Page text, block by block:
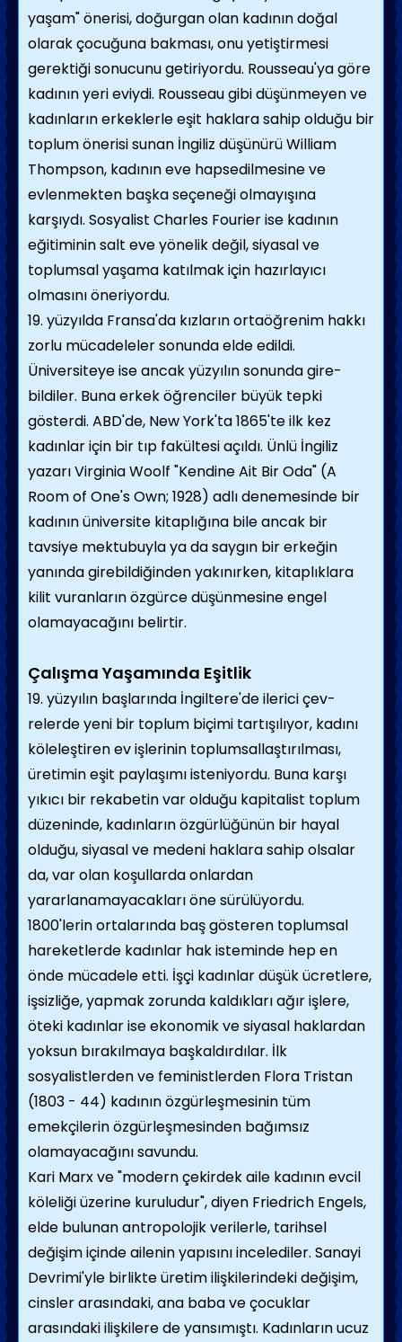
yaşam" önerisi, doğurgan olan kadının doğal
olarak çocuğuna bakması, onu yetiştirmesi
gerektiği sonucunu getiriyordu. Rousseau'ya göre
kadının yeri eviydi. Rousseau gibi düşünmeyen ve
kadınların erkeklerle eşit haklara sahip olduğu bir
toplum önerisi sunan İngiliz düşünürü William
Thompson, kadının eve hapsedilmesine ve
evlenmekten başka seçeneği olmayışına
karşıydı. Sosyalist Charles Fourier ise kadının
eğitiminin salt eve yönelik değil, siyasal ve
toplumsal yaşama katılmak için hazırlayıcı
olmasını öneriyordu.
19. yüzyılda Fransa'da kızların ortaöğrenim hakkı
zorlu mücadeleler sonunda elde edildi.
Üniversiteye ise ancak yüzyılın sonunda gire­
bildiler. Buna erkek öğrenciler büyük tepki
gösterdi. ABD'de, New York'ta 1865'te ilk kez
kadınlar için bir tıp fakültesi açıldı. Ünlü İngiliz
yazarı Virginia Woolf "Kendine Ait Bir Oda" (A
Room of One's Own; 1928) adlı denemesinde bir
kadının üniversite kitaplığı­na bile ancak bir
tavsiye mektubuyla ya da saygın bir erkeğin
yanında girebildiğinden yakınırken, kitaplıklara
kilit vuranların özgürce düşünmesine engel
olamayacağını be­lirtir.
Çalışma Yaşamında Eşitlik
19. yüzyılın başlarında İngiltere'de ilerici çev­
relerde yeni bir toplum biçimi tartışılıyor, kadını
köleleştiren ev işlerinin toplumsallaştırılması,
üretimin eşit paylaşımı isteniyordu. Buna karşı
yıkıcı bir rekabetin var olduğu kapitalist toplum
düzeninde, kadınların öz­gürlüğünün bir hayal
olduğu, siyasal ve mede­ni haklara sahip olsalar
da, var olan koşullar­da onlardan
yararlanamayacakları öne sürü­lüyordu.
1800'lerin ortalarında baş gösteren toplum­sal
hareketlerde kadınlar hak isteminde hep en
önde mücadele etti. İşçi kadınlar düşük ücretlere,
işsizliğe, yapmak zorunda kaldıkla­rı ağır işlere,
öteki kadınlar ise ekonomik ve siyasal haklardan
yoksun bırakılmaya başkaldırdılar. İlk
sosyalistlerden ve feministlerden Flora Tristan
(1803 - 44) kadının özgürleşmesi­nin tüm
emekçilerin özgürleşmesinden bağımsız
olamayacağını savundu.
Kari Marx ve "modern çekirdek aile kadı­nın evcil
köleliği üzerine kuruludur", diyen Friedrich Engels,
elde bulunan antropolojik verilerle, tarihsel
değişim içinde ailenin yapı­sını incelediler. Sanayi
Devrimi'yle birlikte üretim ilişkilerindeki değişim,
cinsler arasın­daki, ana baba ve çocuklar
arasındaki ilişkile­re de yansımıştı. Kadınların ucuz